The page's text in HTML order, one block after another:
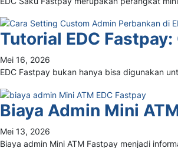
Tutorial EDC
Mei 16, 2026
EDC Fastpay bukan hanya bisa digunakan
Biaya Admin Mini
Mei 13, 2026
Biaya admin Mini ATM Fastpay menjadi